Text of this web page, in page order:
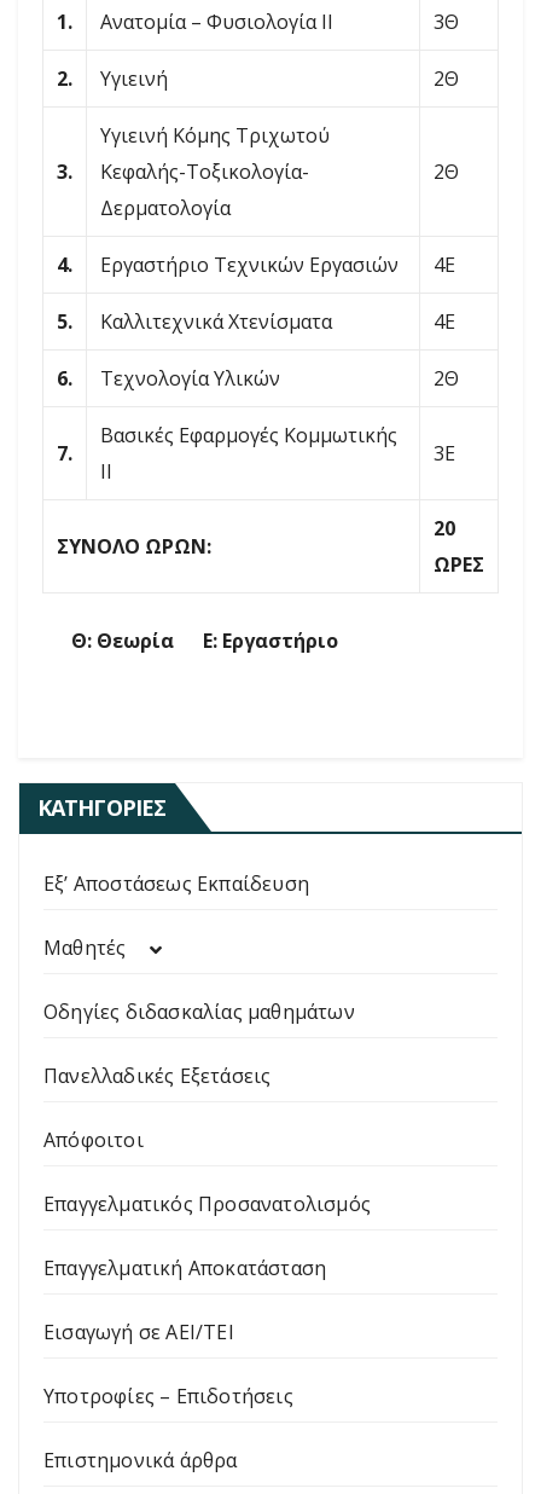
1. Ανατομία – Φυσιολογία ΙΙ 3Θ
2. Υγιεινή 2Θ
3.
Υγιεινή Κόμης Τριχωτού
Κεφαλής-Τοξικολογία-
Δερματολογία
2Θ
4. Εργαστήριο Τεχνικών Εργασιών 4Ε
5. Καλλιτεχνικά Χτενίσματα 4Ε
6. Τεχνολογία Υλικών 2Θ
7.
Βασικές Εφαρμογές Κομμωτικής
ΙΙ
3Ε
ΣΥΝΟΛΟ ΩΡΩΝ:
20
ΩΡΕΣ
Θ: Θεωρία Ε: Εργαστήριο
ΚΑΤΗΓΟΡΊΕΣ
Εξ’ Αποστάσεως Εκπαίδευση
Μαθητές
Οδηγίες διδασκαλίας μαθημάτων
Πανελλαδικές Εξετάσεις
Απόφοιτοι
Επαγγελματικός Προσανατολισμός
Επαγγελματική Αποκατάσταση
Εισαγωγή σε ΑΕΙ/ΤΕΙ
Υποτροφίες – Επιδοτήσεις
Επιστημονικά άρθρα